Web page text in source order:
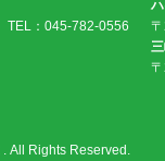
：045-782-0556
All Rights Reserved.